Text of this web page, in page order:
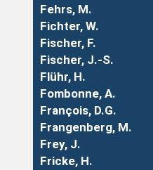
Fehrs, M.
Fichter, W.
Fischer, F.
Fischer, J.-S.
Flühr, H.
Fombonne, A.
François, D.G.
Frangenberg, M.
Frey, J.
Fricke, H.